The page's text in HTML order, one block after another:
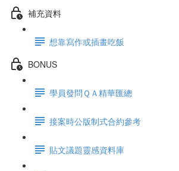
補充資料
想靠寫作或插畫吃飯
BONUS
學員發問ＱＡ精華匯總
接案時公版制式合約參考
貼文議題靈感資料庫